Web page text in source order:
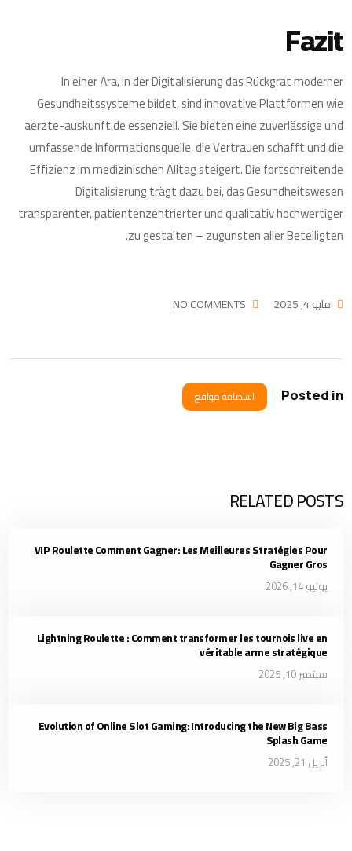
Fazit
In einer Ära, in der Digitalisierung das Rückgrat moderner
Gesundheitssysteme bildet, sind innovative Plattformen wie
aerzte-auskunft.de essenziell. Sie bieten eine zuverlässige und
umfassende Informationsquelle, die Vertrauen schafft und die
Effizienz im medizinischen Alltag steigert. Die fortschreitende
Digitalisierung trägt dazu bei, das Gesundheitswesen
transparenter, patientenzentrierter und qualitativ hochwertiger
zu gestalten – zugunsten aller Beteiligten.
مايو 4, 2025 NO COMMENTS
Posted in استضافة مواقع
RELATED POSTS
VIP Roulette Comment Gagner: Les Meilleures Stratégies Pour
Gagner Gros
يوليو 14, 2026
Lightning Roulette : Comment transformer les tournois live en
véritable arme stratégique
سبتمبر 10, 2025
Evolution of Online Slot Gaming: Introducing the New Big Bass
Splash Game
أبريل 21, 2025